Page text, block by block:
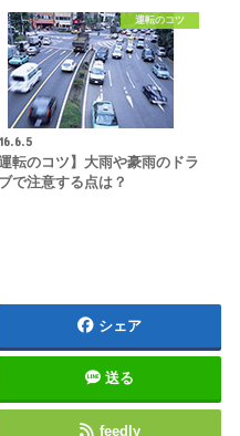
運転のコツ
運転のコツ】大雨や豪雨のドラ
で注意する点は？
シェア
送る
feedly